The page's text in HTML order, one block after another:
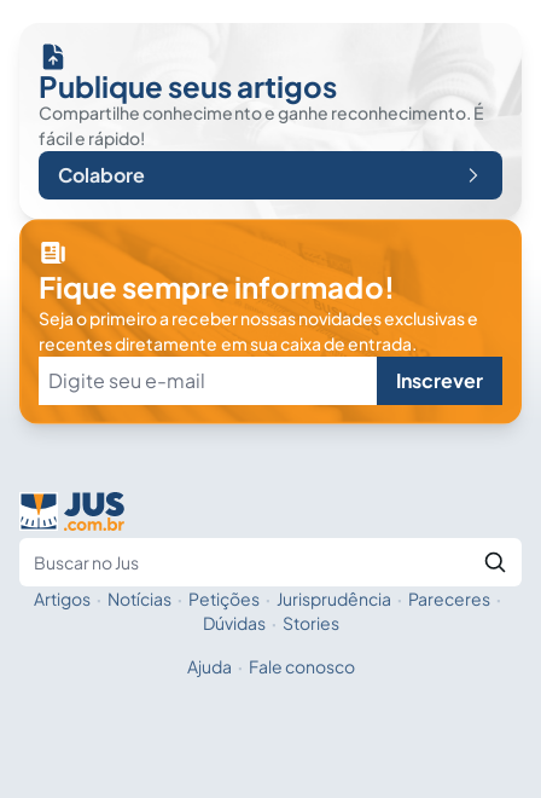
Publique seus artigos
Compartilhe conhecimento e ganhe reconhecimento. É
fácil e rápido!
Colabore
Fique sempre informado!
Seja o primeiro a receber nossas novidades exclusivas e
recentes diretamente em sua caixa de entrada.
Inscrever
Fale com a IA
Artigos · Notícias · Petições · Jurisprudência · Pareceres ·
Dúvidas · Stories
Ajuda · Fale conosco